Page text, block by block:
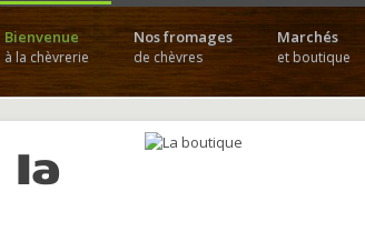
Bienvenue
à la chèvrerie
Nos fromages
de chèvres
Marchés
et boutique
la